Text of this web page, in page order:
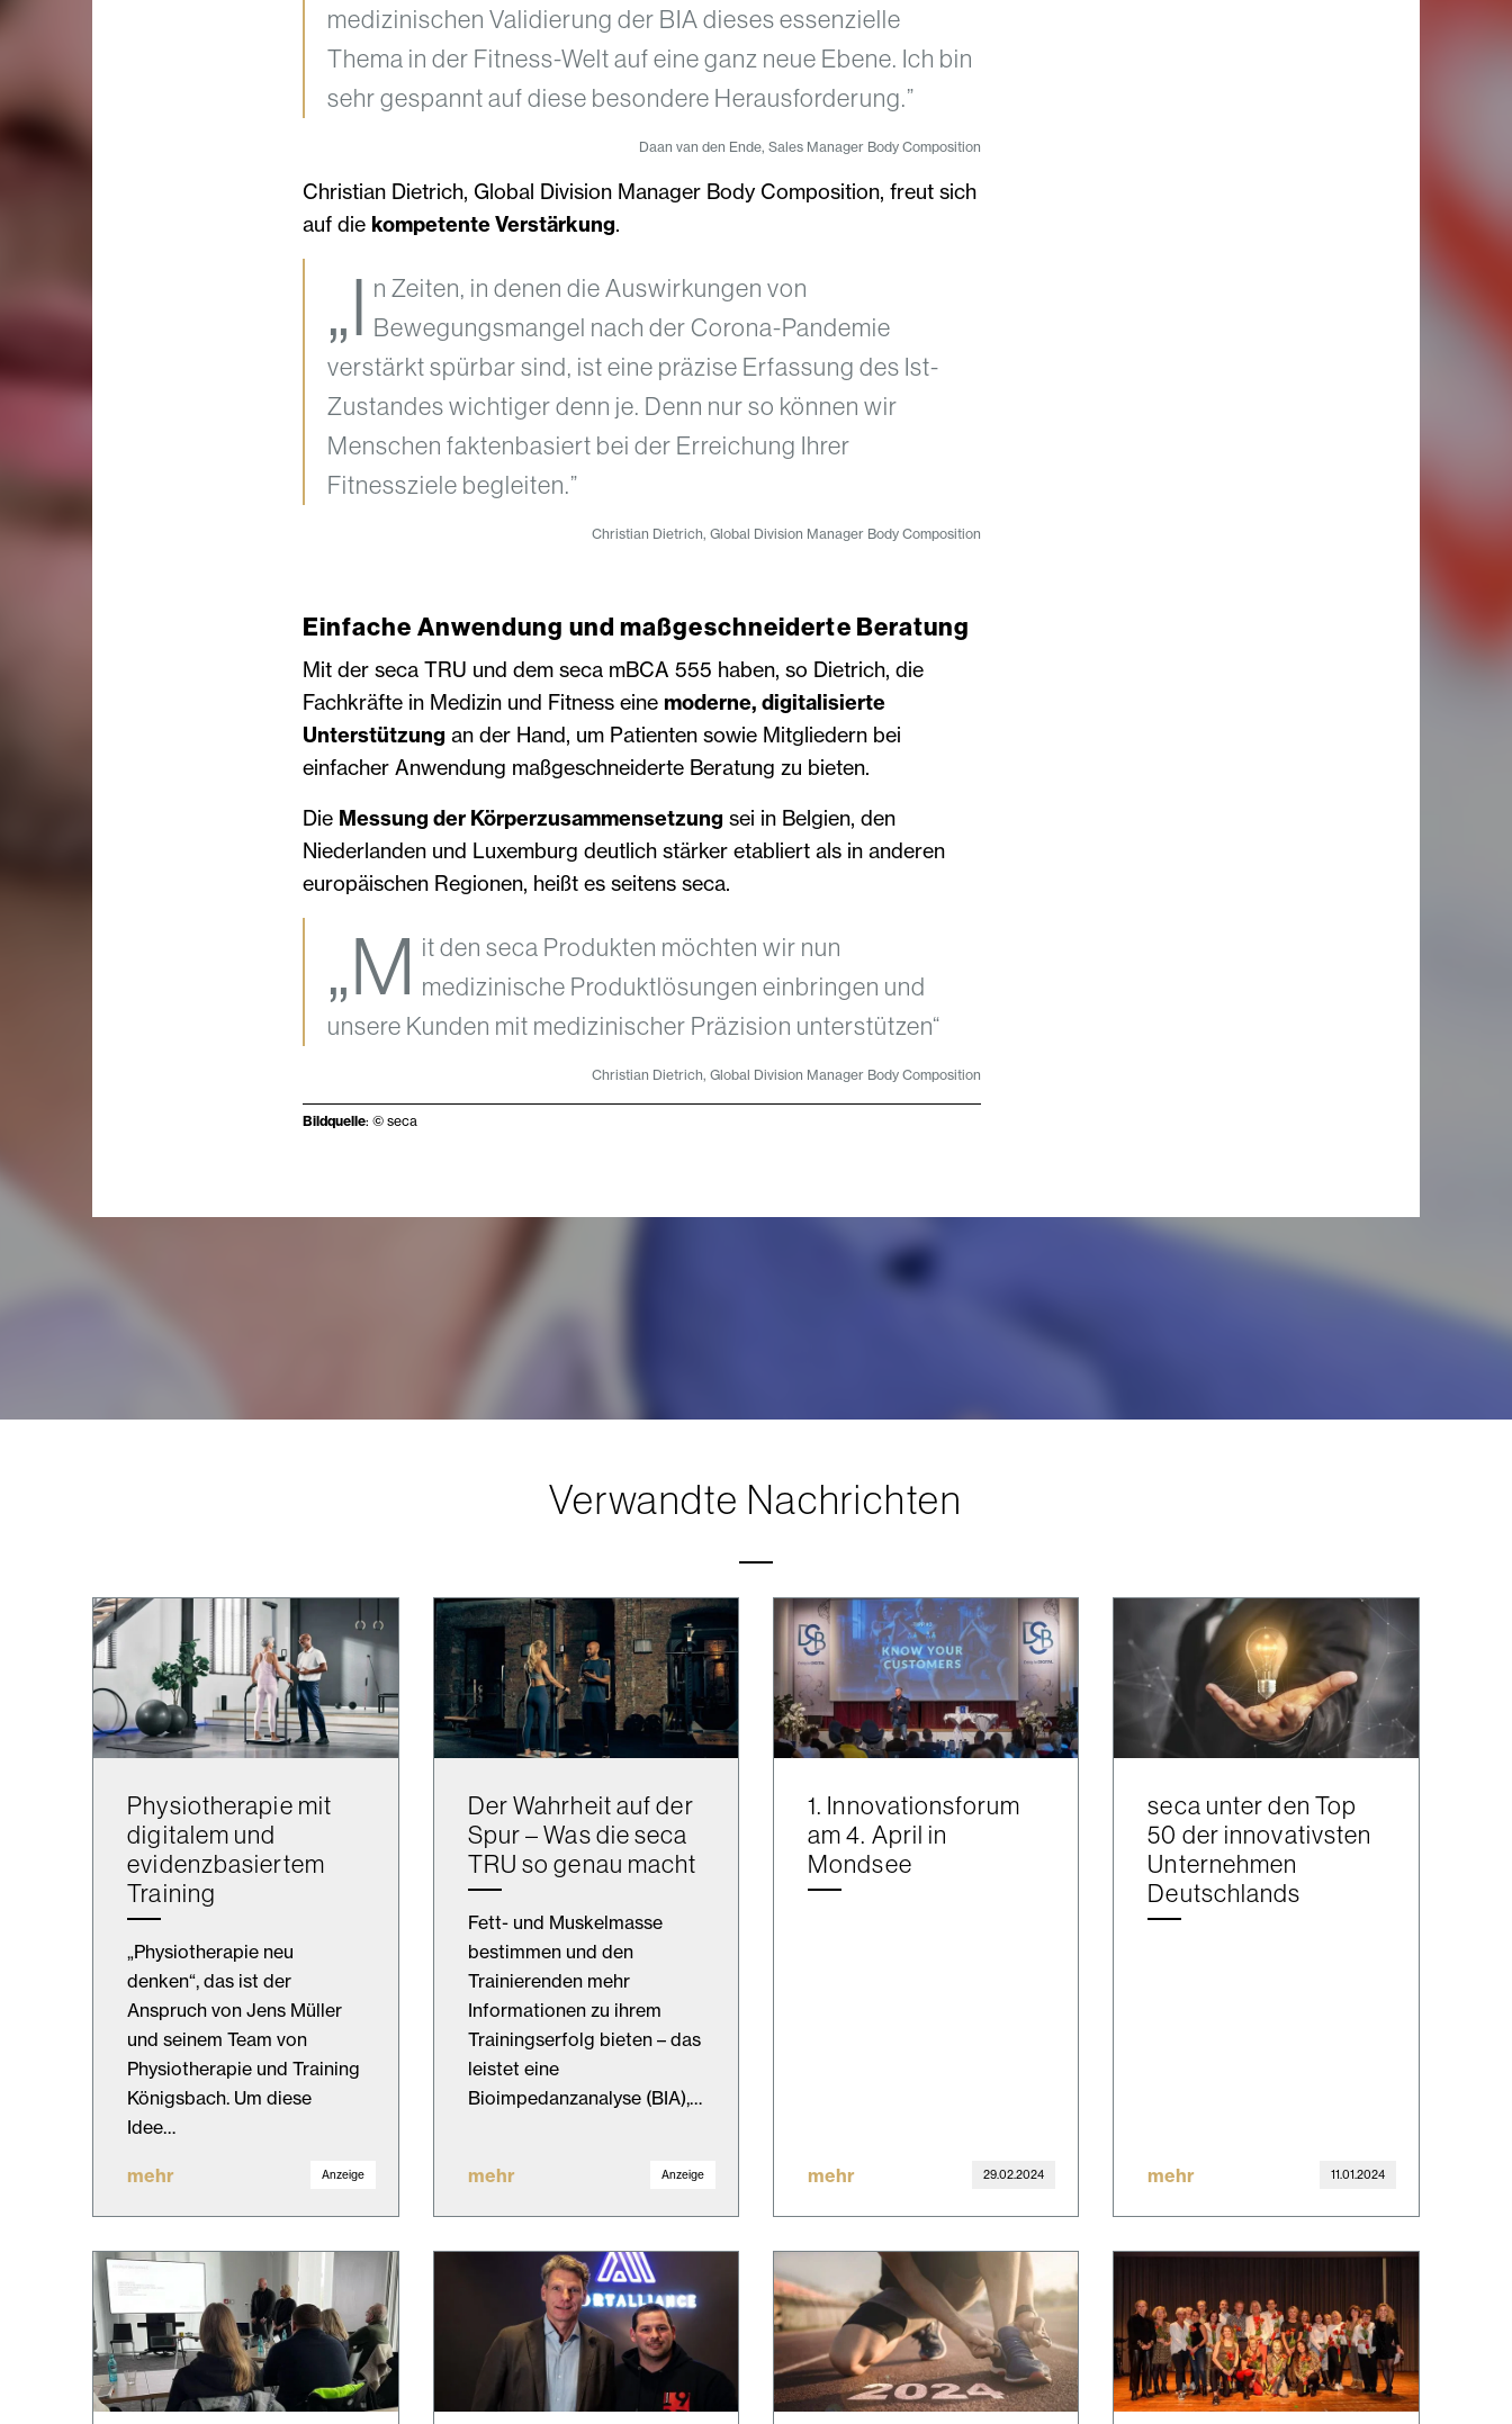
medizinischen Validierung der BIA dieses essenzielle
Thema in der Fitness-Welt auf eine ganz neue Ebene. Ich bin
sehr gespannt auf diese besondere Herausforderung.”
Daan van den Ende, Sales Manager Body Composition
Christian Dietrich, Global Division Manager Body Composition, freut sich
auf die kompetente Verstärkung.
„I n Zeiten, in denen die Auswirkungen von
Bewegungsmangel nach der Corona-Pandemie
verstärkt spürbar sind, ist eine präzise Erfassung des Ist-
Zustandes wichtiger denn je. Denn nur so können wir
Menschen faktenbasiert bei der Erreichung Ihrer
Fitnessziele begleiten.”
Christian Dietrich, Global Division Manager Body Composition
Einfache Anwendung und maßgeschneiderte Beratung
Mit der seca TRU und dem seca mBCA 555 haben, so Dietrich, die
Fachkräfte in Medizin und Fitness eine moderne, digitalisierte
Unterstützung an der Hand, um Patienten sowie Mitgliedern bei
einfacher Anwendung maßgeschneiderte Beratung zu bieten.
Die Messung der Körperzusammensetzung sei in Belgien, den
Niederlanden und Luxemburg deutlich stärker etabliert als in anderen
europäischen Regionen, heißt es seitens seca.
„M it den seca Produkten möchten wir nun
medizinische Produktlösungen einbringen und
unsere Kunden mit medizinischer Präzision unterstützen“
Christian Dietrich, Global Division Manager Body Composition
Bildquelle: © seca
Verwandte Nachrichten
Physiotherapie mit
digitalem und
evidenz­basiertem
Training
„Physiotherapie neu
denken“, das ist der
Anspruch von Jens Müller
und seinem Team von
Physiotherapie und Training
Königsbach. Um diese
Idee…
mehr Anzeige
Der Wahrheit auf der
Spur – Was die seca
TRU so genau macht
Fett- und Muskelmasse
bestimmen und den
Trainierenden mehr
Informationen zu ihrem
Trainingserfolg bieten – das
leistet eine
Bioimpedanzanalyse (BIA),…
mehr Anzeige
1. Innovationsforum
am 4. April in
Mondsee
mehr 29.02.2024
seca unter den Top
50 der innovativsten
Unternehmen
Deutschlands
mehr 11.01.2024